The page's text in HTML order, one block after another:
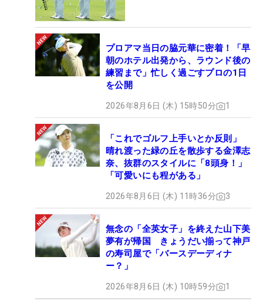
プロアマ当日の脇元華に密着！「早
朝のホテル出発から、ラウンド後の
練習まで」忙しく過ごすプロの1日
を公開
2026年8月6日 (木) 15時50分 1
「これでゴルフ上手いとか反則」
晴れ渡った緑の丘を散歩する金澤志
奈、抜群のスタイルに「8頭身！」
「可愛いにも程がある」
2026年8月6日 (木) 11時36分 3
無念の「全英女子」を終えた山下美
夢有が帰国 きょうだい揃って神戸
の寿司屋で「バースデーディナ
ー？」
2026年8月6日 (木) 10時59分 1